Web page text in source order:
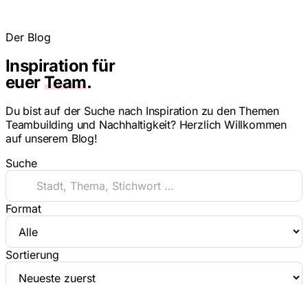
Der Blog
Inspiration für
euerTeam.
Du bist auf der Suche nach Inspiration zu den Themen
Teambuilding und Nachhaltigkeit? Herzlich Willkommen
auf unserem Blog!
Suche
Format
Sortierung